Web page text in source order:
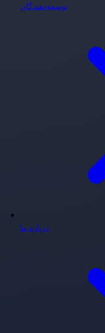
توسعه‌دهندگان
درباره ما